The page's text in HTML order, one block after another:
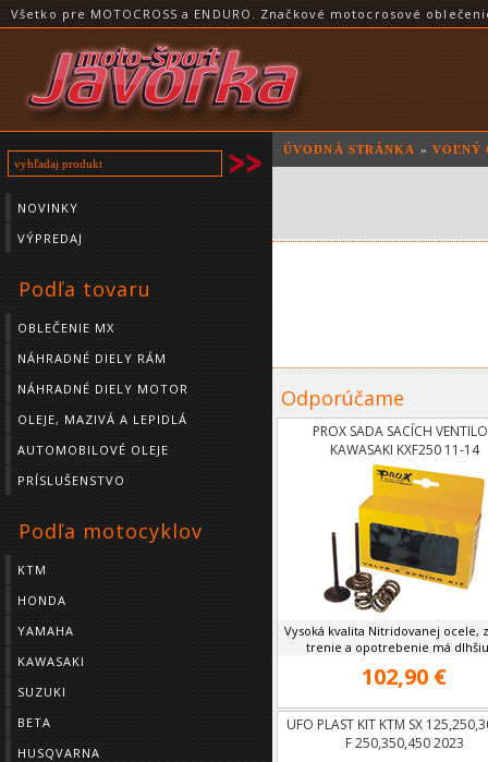
Všetko pre MOTOCROSS a ENDURO. Značkové motocrosové
NOVINKY
VÝPREDAJ
Podľa tovaru
OBLEČENIE MX
NÁHRADNÉ DIELY RÁM
NÁHRADNÉ DIELY MOTOR
OLEJE, MAZIVÁ A LEPIDLÁ
AUTOMOBILOVÉ OLEJE
PRÍSLUŠENSTVO
Podľa motocyklov
KTM
HONDA
YAMAHA
KAWASAKI
SUZUKI
BETA
HUSQVARNA
ÚVODNÁ STRÁNKA » VOĽNÝ
Odporúčame
PROX SADA SACÍCH
KAWASAKI KXF250 11-14
Vysoká kvalita Nitridovanej ocele,
trenie a opotrebenie má
102,90 €
UFO PLAST KIT KTM SX
F 250,350,450 2023